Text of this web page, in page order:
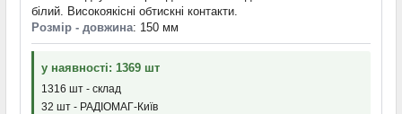
білий. Високоякісні обтискні контакти.
Розмір - довжина: 150 мм
у наявності: 1369 шт
1316 шт - склад
32 шт - РАДІОМАГ-Київ